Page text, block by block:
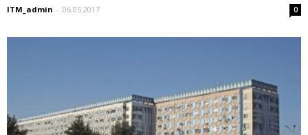
ITM_admin - 06.05.2017 0